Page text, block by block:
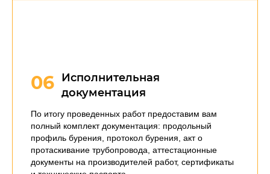
06 Исполнительная
документация
По итогу проведенных работ предоставим вам
полный комплект документация: продольный
профиль бурения, протокол бурения, акт о
протаскивание трубопровода, аттестационные
документы на производителей работ, сертификаты